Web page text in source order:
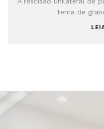
tema de